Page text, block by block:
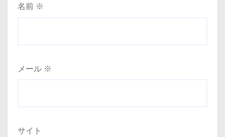
名前 ※
メール ※
サイト